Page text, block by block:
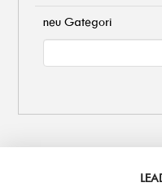
neu Gategori